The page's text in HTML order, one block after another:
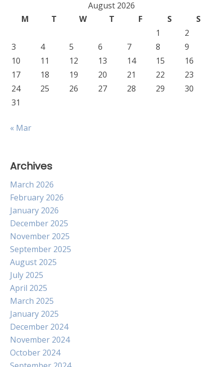
August 2026
M
T W T F S
S
1
2
3
4 5 6 7 8
9
10
11 12 13 14 15
16
17
18 19 20 21 22
23
24
25 26 27 28 29
30
31
« Mar
Archives
March 2026
February 2026
January 2026
December 2025
November 2025
September 2025
August 2025
July 2025
April 2025
March 2025
January 2025
December 2024
November 2024
October 2024